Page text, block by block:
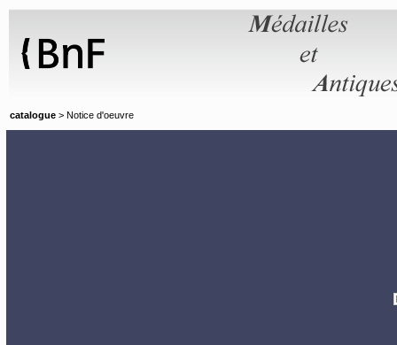
catalogue > Notice d'oeuvre